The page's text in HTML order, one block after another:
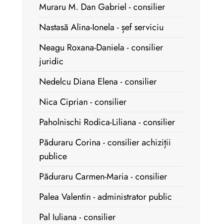
Muraru M. Dan Gabriel - consilier
Nastasă Alina-Ionela - șef serviciu
Neagu Roxana-Daniela - consilier
juridic
Nedelcu Diana Elena - consilier
Nica Ciprian - consilier
Paholnischi Rodica-Liliana - consilier
Păduraru Corina - consilier achiziții
publice
Păduraru Carmen-Maria - consilier
Palea Valentin - administrator public
Pal Iuliana - consilier